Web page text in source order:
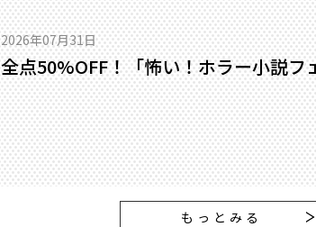
2026年07月31日
全点50%OFF！「怖い！ホラー小説フ
もっとみる